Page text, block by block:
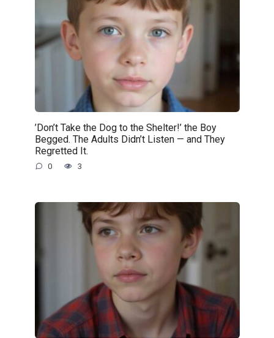
’Don’t Take the Dog to the Shelter!’ the Boy
Begged. The Adults Didn’t Listen — and They
Regretted It.
0 3